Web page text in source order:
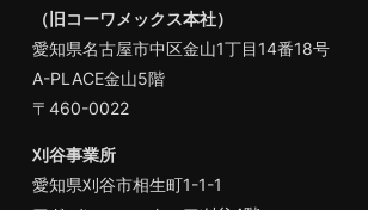
（旧コーワメックス本社）
愛知県名古屋市中区金山1丁目14番18号
A-PLACE金山5階
〒460-0022
刈谷事業所
愛知県刈谷市相生町1-1-1